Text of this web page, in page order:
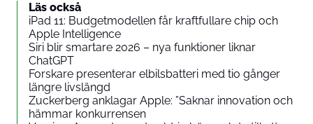
Läs också
iPad 11: Budgetmodellen får kraftfullare chip och
Apple Intelligence
Siri blir smartare 2026 – nya funktioner liknar
ChatGPT
Forskare presenterar elbilsbatteri med tio gånger
längre livslängd
Zuckerberg anklagar Apple: ”Saknar innovation och
hämmar konkurrensen